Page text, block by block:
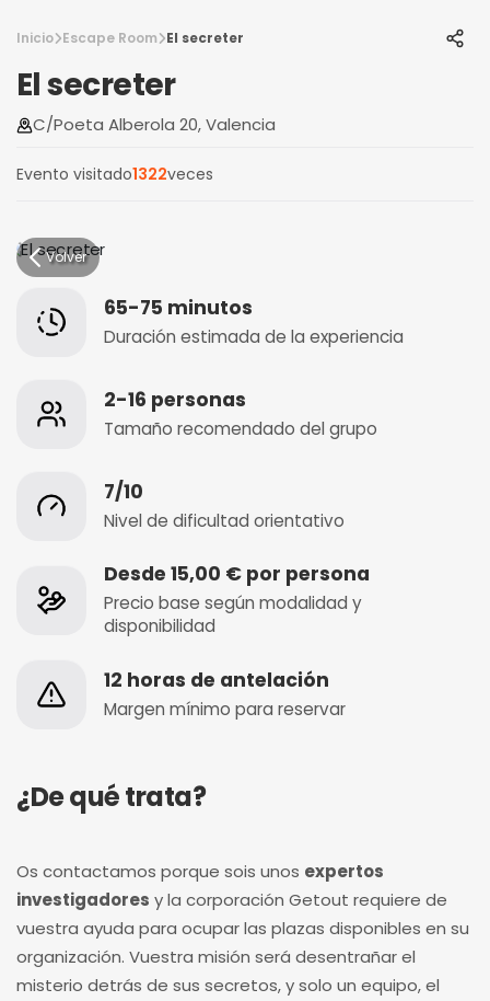
Inicio Escape Room El secreter
El secreter
C/Poeta Alberola 20, Valencia
Evento visitado1322veces
Volver
65-75 minutos
Duración estimada de la experiencia
2-16 personas
Tamaño recomendado del grupo
7/10
Nivel de dificultad orientativo
Desde 15,00 € por persona
Precio base según modalidad y
disponibilidad
12 horas de antelación
Margen mínimo para reservar
¿De qué trata?
Os contactamos porque sois unos expertos
investigadores y la corporación Getout requiere de
vuestra ayuda para ocupar las plazas disponibles en su
organización. Vuestra misión será desentrañar el
misterio detrás de sus secretos, y solo un equipo, el